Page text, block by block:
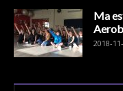
Ma
2018-